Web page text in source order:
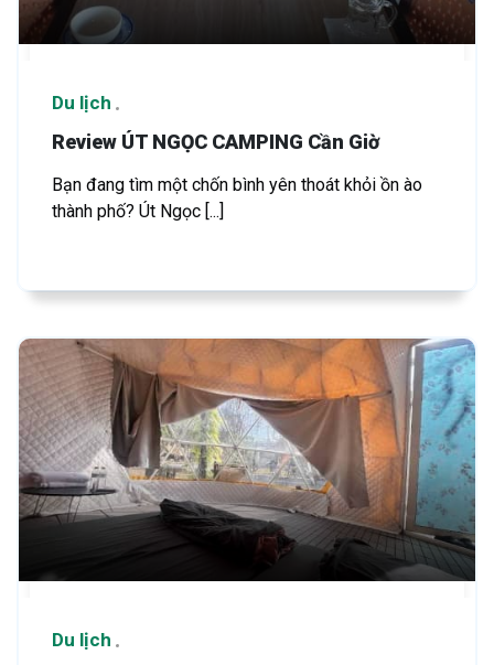
Du lịch
Review ÚT NGỌC CAMPING Cần Giờ
Bạn đang tìm một chốn bình yên thoát khỏi ồn ào
thành phố? Út Ngọc [...]
Du lịch